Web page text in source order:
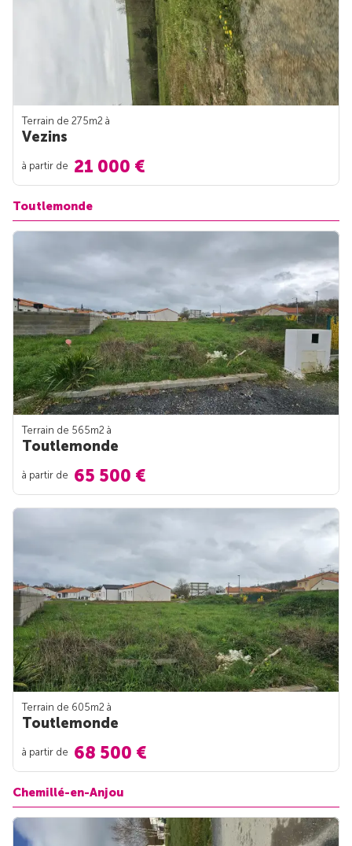
Terrain de 275m2 à
Vezins
à partir de 21 000 €
Toutlemonde
Terrain de 565m2 à
Toutlemonde
à partir de 65 500 €
Terrain de 605m2 à
Toutlemonde
à partir de 68 500 €
Chemillé-en-Anjou